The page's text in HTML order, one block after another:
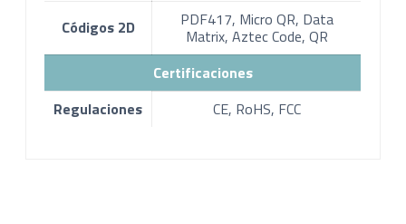
Códigos 2D PDF417, Micro QR, Data
Matrix, Aztec Code, QR
Certificaciones
Regulaciones
CE, RoHS, FCC